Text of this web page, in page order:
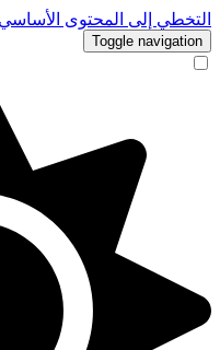
التخطي إلى المحتوى الأساسي
Toggle navigation